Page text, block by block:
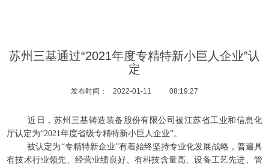
苏州三基通过“2021年度专精特新小巨人企业”认
定
发布时间： 2022-01-11 08:19:27
近日，苏州三基铸造装备股份有限公司被江苏省工业和信息化
厅认定为“2021年度省级专精特新小巨人企业”。
被认定为“专精特新企业”有着始终坚持专业化发展战略，普遍具
有技术行业领先、经营业绩良好、有科技含量高、设备工艺先进、管